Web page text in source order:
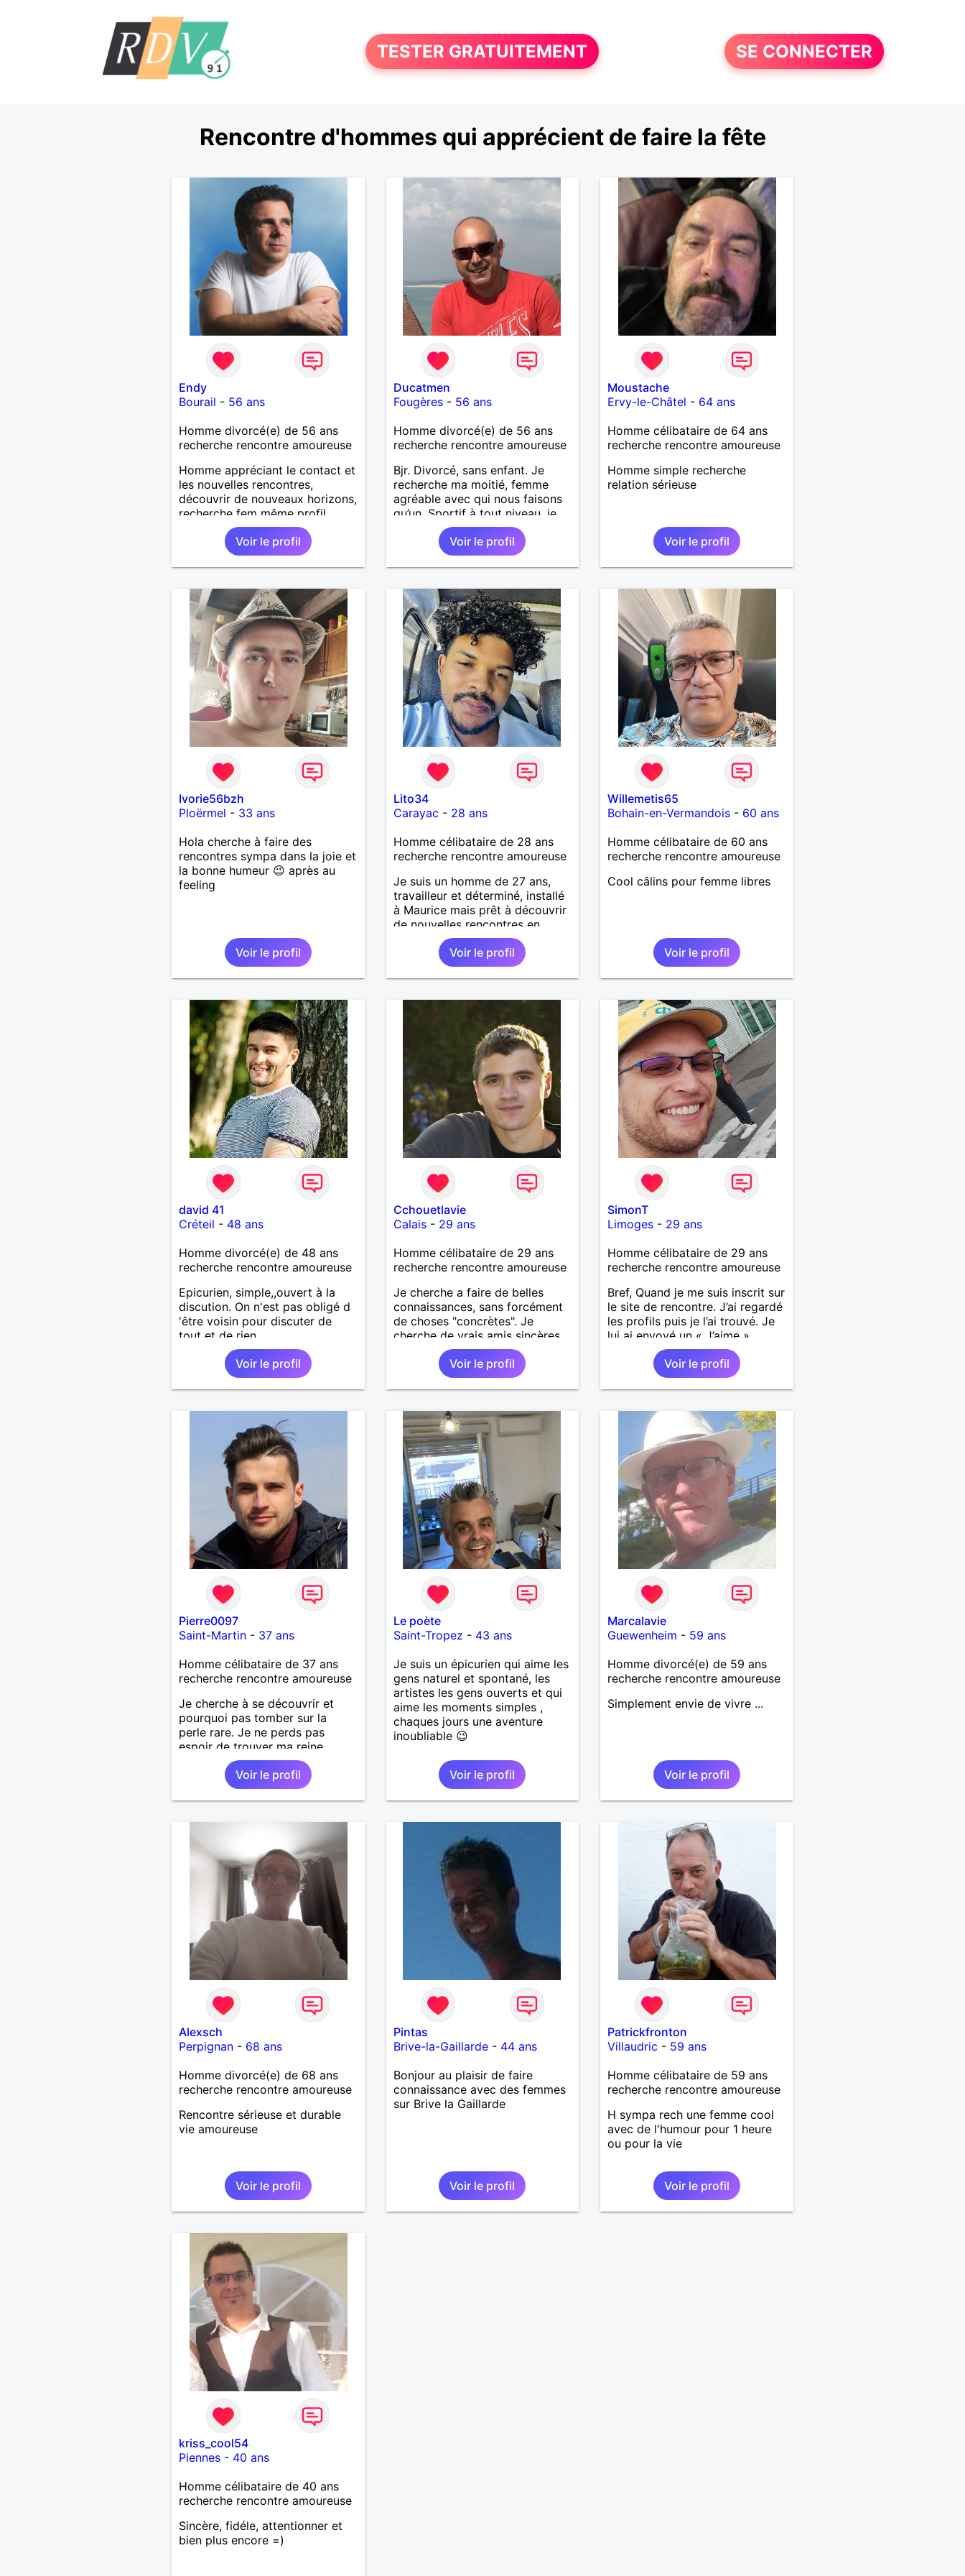
TESTER GRATUITEMENT SE CONNECTER
Rencontre d'hommes qui apprécient de faire la fête
Endy
Bourail - 56 ans
Homme divorcé(e) de 56 ans
recherche rencontre amoureuse
Homme appréciant le contact et
les nouvelles rencontres,
découvrir de nouveaux horizons,
recherche fem même profil,
seule avec ou sans enfants pour
vie à deux.Voir le profil
Ducatmen
Fougères- 56 ans
Homme divorcé(e) de 56 ans
recherche rencontre amoureuse
Bjr. Divorcé, sans enfant. Je
recherche ma moitié, femme
agréable avec qui nous faisons
qu’un. Sportif à tout niveau, je
serais être l’homme idéal que
vous recherchez.Voir le profil
Moustache
Ervy-le-Châtel - 64 ans
Homme célibataire de 64 ans
recherche rencontre amoureuse
Homme simple recherche
relation sérieuse
Voir le profil
Ivorie56bzh
Ploërmel - 33 ans
Hola cherche à faire des
rencontres sympa dans la joie et
la bonne humeur 😉 après au
feeling
Voir le profil
Lito34
Carayac - 28 ans
Homme célibataire de 28 ans
recherche rencontre amoureuse
Je suis un homme de 27 ans,
travailleur et déterminé, installé
à Maurice mais prêt à découvrir
de nouvelles rencontres en
Bretagne. J’aime discuter,
rigoler, apprendre de nouvelles
choses, et surtout partager de
bons moments avec sincérité et
sympathique, je cherche une
belle rencontre, amicale ou
sérieuse. Si tu es naturelle,
ouverte d’esprit et bienveillante,
alors on a déjà un bon point
commun 🙂
Voir le profil
Willemetis65
Bohain-en-Vermandois - 60 ans
Homme célibataire de 60 ans
recherche rencontre amoureuse
Cool câlins pour femme libres
Voir le profil
david 41
Créteil - 48 ans
Homme divorcé(e) de 48 ans
recherche rencontre amoureuse
Epicurien, simple,,ouvert à la
discution. On n'est pas obligé d
'être voisin pour discuter de
tout et de rien.
Voir le profil
Cchouetlavie
Calais- 29 ans
Homme célibataire de 29 ans
recherche rencontre amoureuse
Je cherche a faire de belles
connaissances, sans forcément
de choses "concrètes". Je
cherche de vrais amis sincères,
finalement.
Voir le profil
SimonT
Limoges - 29 ans
Homme célibataire de 29 ans
recherche rencontre amoureuse
Bref, Quand je me suis inscrit sur
le site de rencontre. J’ai regardé
les profils puis je l’ai trouvé. Je
lui ai envoyé un « J’aime ».
Quelques jours plus tard, elle
m’a répondu. On s’est donné rdv.
À son arrivée, je l’ai regardé, elle
m’a regardé, je l’ai regardé, elle
J’ai rencontré quelqu’un.
Voir le profil
Pierre0097
Saint-Martin- 37 ans
Homme célibataire de 37 ans
recherche rencontre amoureuse
Je cherche à se découvrir et
pourquoi pas tomber sur la
perle rare. Je ne perds pas
espoir de trouver ma reine.
Voir le profil
Le poète
Saint-Tropez - 43 ans
Je suis un épicurien qui aime les
gens naturel et spontané, les
artistes les gens ouverts et qui
aime les moments simples ,
chaques jours une aventure
inoubliable 😉
Voir le profil
Marcalavie
Guewenheim - 59 ans
Homme divorcé(e) de 59 ans
recherche rencontre amoureuse
Simplement envie de vivre ...
Voir le profil
Alexsch
Perpignan- 68 ans
Homme divorcé(e) de 68 ans
recherche rencontre amoureuse
Rencontre sérieuse et durable
vie amoureuse
Voir le profil
Pintas
Brive-la-Gaillarde- 44 ans
Bonjour au plaisir de faire
connaissance avec des femmes
sur Brive la Gaillarde
Voir le profil
Patrickfronton
Villaudric - 59 ans
Homme célibataire de 59 ans
recherche rencontre amoureuse
H sympa rech une femme cool
avec de l'humour pour 1 heure
ou pour la vie
Voir le profil
kriss_cool54
Piennes- 40 ans
Homme célibataire de 40 ans
recherche rencontre amoureuse
Sincère, fidéle, attentionner et
bien plus encore =)